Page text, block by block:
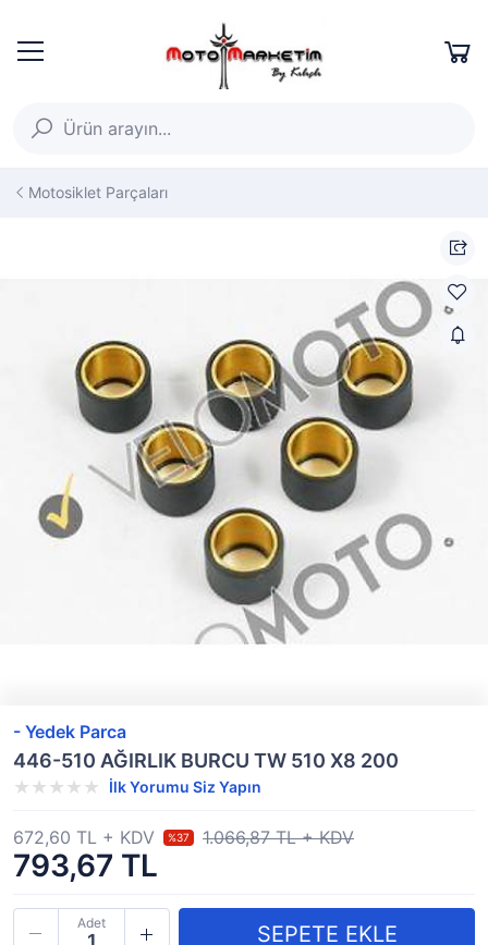
Motosiklet Parçaları
- Yedek Parca
446-510 AĞIRLIK BURCU TW 510 X8 200
İlk Yorumu Siz Yapın
793,67 TL
672,60 TL + KDV %37 1.066,87 TL + KDV
Adet